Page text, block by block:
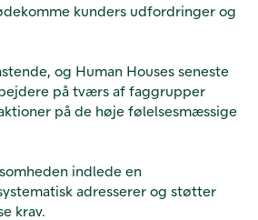
kunders udfordringer og
og Human Houses seneste
på tværs af faggrupper
på de høje følelsesmæssige
indlede en
adresserer og støtter
krav.